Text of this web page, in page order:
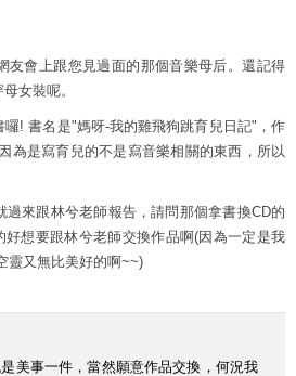
友會上跟您見過面的那個音樂母后。還記得
女裝呢。
! 書名是"媽呀-我的雞飛狗跳育兒日記"，作
為是寫育兒的不是寫音樂相關的東西，所以
過來跟林兮老師報告，請問那個拿書換CD的
想要跟林兮老師交換作品啊(因為一定是我
靈又無比美好的啊~~)
美事一件，當然願意作品交換，何況我